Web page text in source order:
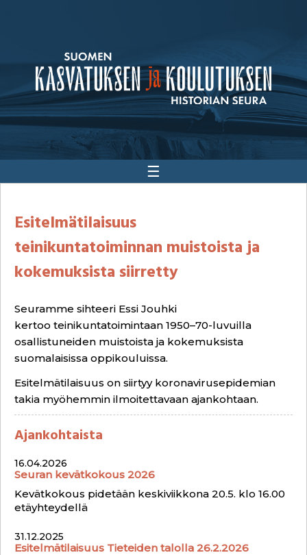
☰
Esitelmätilaisuus
teinikuntatoiminnan muistoista ja
kokemuksista siirretty
Seuramme sihteeri Essi Jouhki
kertoo teinikuntatoimintaan 1950–70-luvuilla
osallistuneiden muistoista ja kokemuksista
suomalaisissa oppikouluissa.
Esitelmätilaisuus on siirtyy koronavirusepidemian
takia myöhemmin ilmoitettavaan ajankohtaan.
Ajankohtaista
16.04.2026
Seuran kevätkokous 2026
Kevätkokous pidetään keskiviikkona 20.5. klo 16.00
etäyhteydellä
31.12.2025
Esitelmätilaisuus Tieteiden talolla 26.2.2026